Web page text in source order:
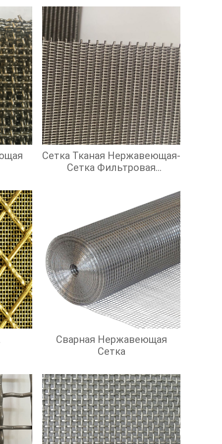
Сетка Тканая Нержавеющая-
Сетка Фильтровая
Сварная Нержавеющая
Сетка